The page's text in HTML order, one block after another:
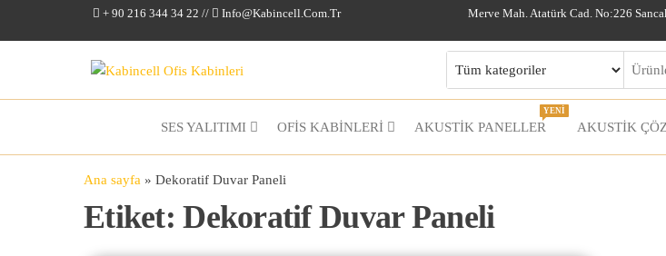
+ 90 216 344 34 22 // Info@kabincell.com.tr Merve Mah. Atatürk Cad. No:226
Ofis
Kabinleri
SES YALITIMI OFİS KABİNLERİ AKUSTİK PANELLER
YENİ
AKUSTIK
Ana sayfa » Dekoratif Duvar Paneli
Etiket:Dekoratif Duvar Paneli